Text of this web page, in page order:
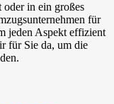
in ein großes
für
jeden Aspekt effizient
für Sie da, um die